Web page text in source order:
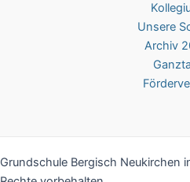
Unsere
Archiv
Grundschule Bergisch Neukirchen